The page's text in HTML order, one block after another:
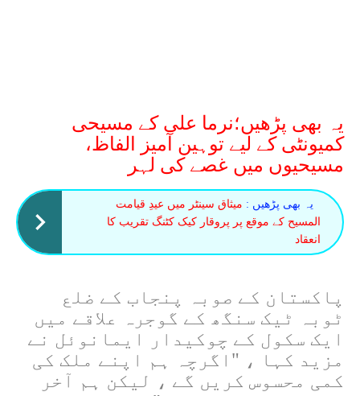
یہ بھی پڑھیں؛نرما علی کے مسیحی
کمیونٹی کے لیے توہین آمیز الفاظ،
مسیحیوں میں غصے کی لہر
یہ بھی پڑھیں : میثاق سینٹر میں عیدِ قیامت
المسیح کے موقع پر پروقار کیک کٹنگ تقریب کا
انعقاد
پاکستان کے صوبہ پنجاب کے ضلع
ٹوبہ ٹیک سنگھ کے گوجرہ علاقے میں
ایک سکول کے چوکیدار ایمانوئل نے
مزید کہا ، "اگرچہ ہم اپنے ملک کی
کمی محسوس کریں گے ، لیکن ہم آخر